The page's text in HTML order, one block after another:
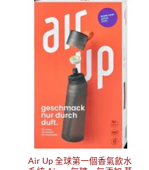
Air Up 全球第一個香氣飲水